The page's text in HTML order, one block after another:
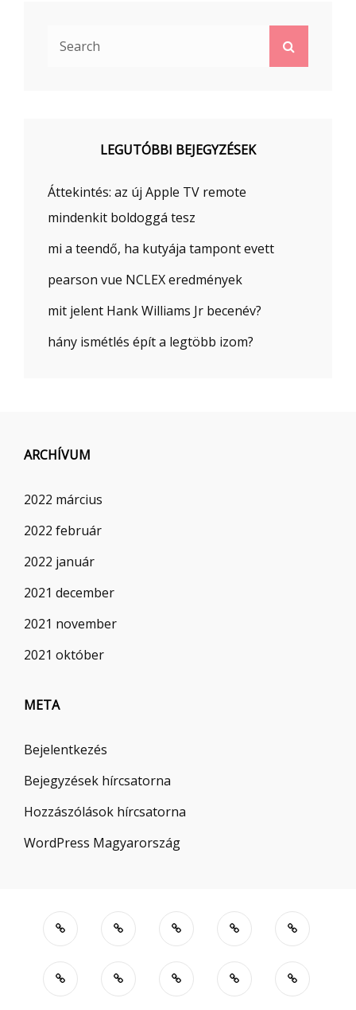
LEGUTÓBBI BEJEGYZÉSEK
Áttekintés: az új Apple TV remote
mindenkit boldoggá tesz
mi a teendő, ha kutyája tampont evett
pearson vue NCLEX eredmények
mit jelent Hank Williams Jr becenév?
hány ismétlés épít a legtöbb izom?
ARCHÍVUM
2022 március
2022 február
2022 január
2021 december
2021 november
2021 október
META
Bejelentkezés
Bejegyzések hírcsatorna
Hozzászólások hírcsatorna
WordPress Magyarország